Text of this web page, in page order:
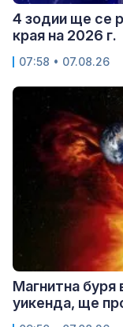
4 зодии ще се
края на 2026 г.
07:58 • 07.08.26
Магнитна буря
уикенда, ще